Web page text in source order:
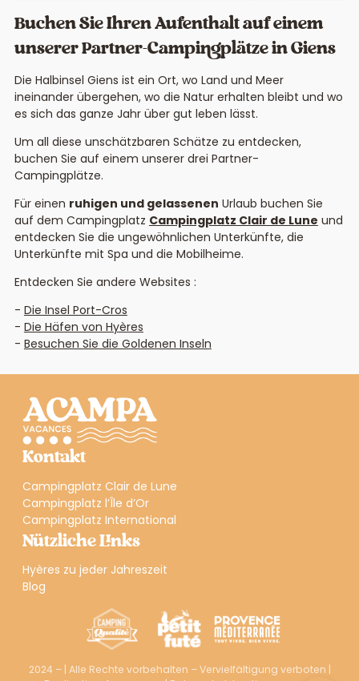
Buchen Sie Ihren Aufenthalt auf einem
unserer Partner-Campingplätze in Giens
Die Halbinsel Giens ist ein Ort, wo Land und Meer
ineinander übergehen, wo die Natur erhalten bleibt und wo
es sich das ganze Jahr über gut leben lässt.
Um all diese unschätzbaren Schätze zu entdecken,
buchen Sie auf einem unserer drei Partner-
Campingplätze.
Für einen ruhigen und gelassenen Urlaub buchen Sie
auf dem Campingplatz Campingplatz Clair de Lune und
entdecken Sie die ungewöhnlichen Unterkünfte, die
Unterkünfte mit Spa und die Mobilheime.
Entdecken Sie andere Websites :
Die Insel Port-Cros
Die Häfen von Hyères
Besuchen Sie die Goldenen Inseln
Kontakt
Campingplatz Clair de Lune
Campingplatz l’Île d’Or
Campingplatz International
Nützliche Links
Hyères zu jeder Jahreszeit
Blog
2024 – | Alle Rechte vorbehalten – Vervielfältigung verboten |